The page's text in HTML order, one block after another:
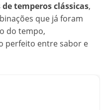
temperos clássicas,
que já foram
do tempo,
perfeito entre sabor e